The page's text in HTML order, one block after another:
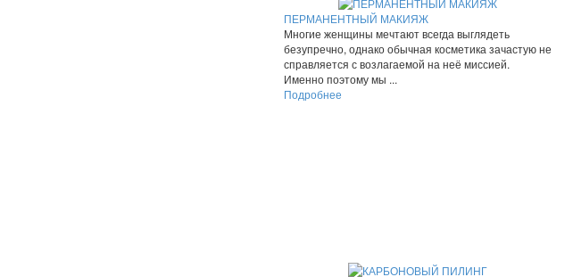
ПЕРМАНЕНТНЫЙ МАКИЯЖ
Многие женщины мечтают всегда выглядеть
безупречно, однако обычная косметика зачастую не
справляется с возлагаемой на неё миссией.
Именно поэтому мы ...
Подробнее